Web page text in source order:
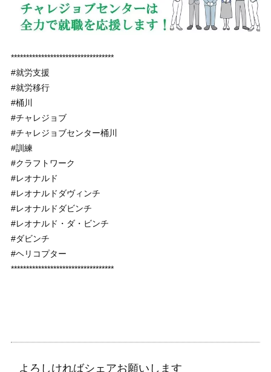
**********************************
#就労支援
#就労移行
#桶川
#チャレジョブ
#チャレジョブセンター桶川
#訓練
#クラフトワーク
#レオナルド
#レオナルドダヴィンチ
#レオナルドダビンチ
#レオナルド・ダ・ビンチ
#ダビンチ
#ヘリコプター
**********************************
よろしければシェアお願いします